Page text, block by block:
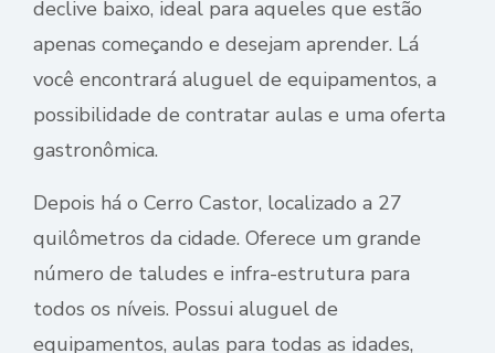
declive baixo, ideal para aqueles que estão
apenas começando e desejam aprender. Lá
você encontrará aluguel de equipamentos, a
possibilidade de contratar aulas e uma oferta
gastronômica.
Depois há o Cerro Castor, localizado a 27
quilômetros da cidade. Oferece um grande
número de taludes e infra-estrutura para
todos os níveis. Possui aluguel de
equipamentos, aulas para todas as idades,